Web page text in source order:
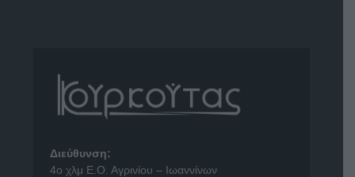
Διεύθυνση:
4o χλμ Ε.Ο. Αγρινίου – Ιωαννίνων